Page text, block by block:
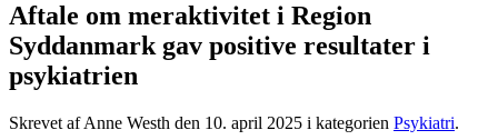
Aftale om meraktivitet i Region
Syddanmark gav positive resultater i
psykiatrien
Skrevet af Anne Westh den 10. april 2025 i kategorien Psykiatri.